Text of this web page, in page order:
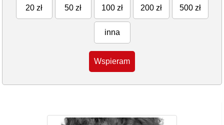
20 zł 50 zł 100 zł 200 zł 500 zł
inna
Wspieram